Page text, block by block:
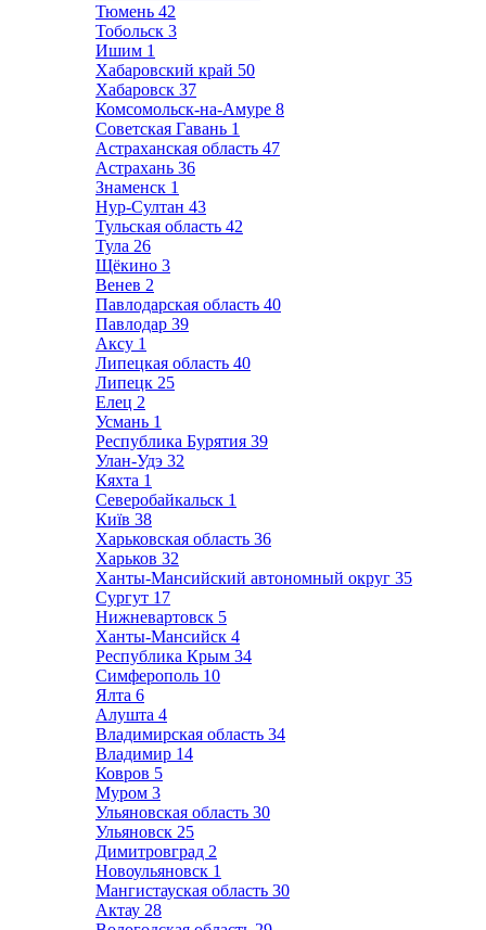
Тюмень 42
Тобольск 3
Ишим 1
Хабаровский край 50
Хабаровск 37
Комсомольск-на-Амуре 8
Советская Гавань 1
Астраханская область 47
Астрахань 36
Знаменск 1
Нур-Султан 43
Тульская область 42
Тула 26
Щёкино 3
Венев 2
Павлодарская область 40
Павлодар 39
Аксу 1
Липецкая область 40
Липецк 25
Елец 2
Усмань 1
Республика Бурятия 39
Улан-Удэ 32
Кяхта 1
Северобайкальск 1
Київ 38
Харьковская область 36
Харьков 32
Ханты-Мансийский автономный округ 35
Сургут 17
Нижневартовск 5
Ханты-Мансийск 4
Республика Крым 34
Симферополь 10
Ялта 6
Алушта 4
Владимирская область 34
Владимир 14
Ковров 5
Муром 3
Ульяновская область 30
Ульяновск 25
Димитровград 2
Новоульяновск 1
Мангистауская область 30
Актау 28